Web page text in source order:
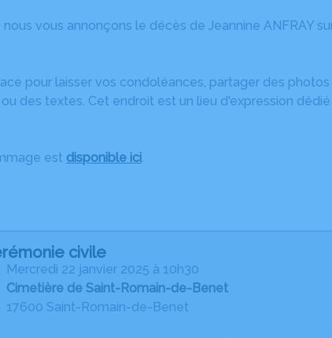
vous annonçons le décès de Jeannine ANFRAY
pour laisser vos condoléances, partager des
des textes. Cet endroit est un lieu d'expression
est disponible ici.
civile
mercredi 22 janvier 2025 à 10h30
Cimetière de Saint-Romain-de-Benet
17600 Saint-Romain-de-Benet